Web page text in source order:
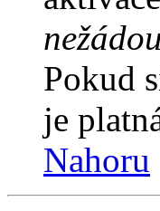
Pokud
je
Nahoru